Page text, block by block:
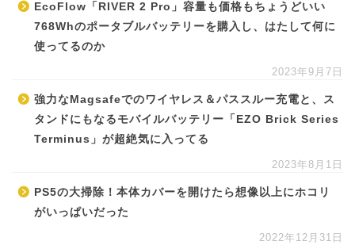
EcoFlow「RIVER 2 Pro」容量も価格もちょうどいい
768Whのポータブルバッテリーを購入し、はたして何に
使ってるのか
2023年9月7日
強力なMagsafeでのワイヤレス＆パススルー充電と、ス
タンドにもなるモバイルバッテリー「EZO Brick Series
Terminus」が超絶気に入ってる
2023年8月1日
PS5の大掃除！本体カバーを開けたら想像以上にホコリ
がいっぱいだった
2022年12月31日